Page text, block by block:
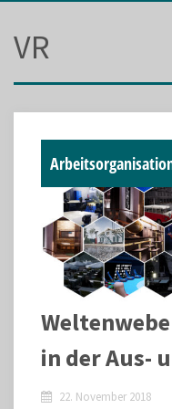
VR
in der Aus-
22. November 2018